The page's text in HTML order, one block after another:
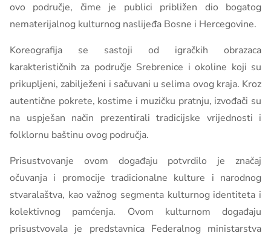
ovo područje, čime je publici približen dio bogatog
nematerijalnog kulturnog naslijeđa Bosne i Hercegovine.
Koreografija se sastoji od igračkih obrazaca
karakterističnih za područje Srebrenice i okoline koji su
prikupljeni, zabilježeni i sačuvani u selima ovog kraja. Kroz
autentične pokrete, kostime i muzičku pratnju, izvođači su
na uspješan način prezentirali tradicijske vrijednosti i
folklornu baštinu ovog područja.
Prisustvovanje ovom događaju potvrdilo je značaj
očuvanja i promocije tradicionalne kulture i narodnog
stvaralaštva, kao važnog segmenta kulturnog identiteta i
kolektivnog pamćenja. Ovom kulturnom događaju
prisustvovala je predstavnica Federalnog ministarstva